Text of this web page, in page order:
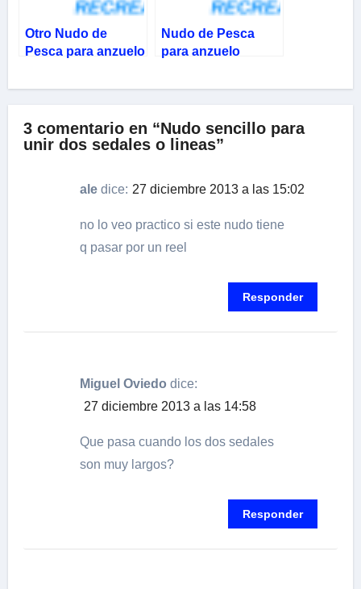
Otro Nudo de
Pesca para anzuelo
Nudo de Pesca
para anzuelo
3 comentario en “Nudo sencillo para
unir dos sedales o lineas”
ale dice: 27 diciembre 2013 a las 15:02
no lo veo practico si este nudo tiene
q pasar por un reel
Responder
Miguel Oviedo dice:
27 diciembre 2013 a las 14:58
Que pasa cuando los dos sedales
son muy largos?
Responder